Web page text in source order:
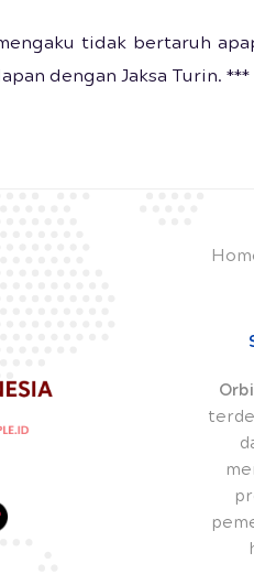
tidak bertaruh
dengan Jaksa Turin. ***